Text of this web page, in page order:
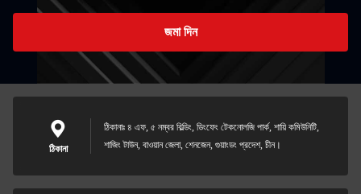
জমা দিন
ঠিকানা
ঠিকানাঃ ৪ এফ, ৫ নম্বর বিল্ডিং, ডিংফেং টেকনোলজি পার্ক, শায়ি কমিউনিটি,
শাজিং টাউন, বাওয়ান জেলা, শেনজেন, গুয়াংডং প্রদেশ, চীন।